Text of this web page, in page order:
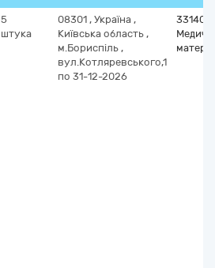
5
штука
08301 , Україна ,
Київська область ,
м.Бориспіль ,
вул.Котляревського,1
по 31-12-2026
Медичні